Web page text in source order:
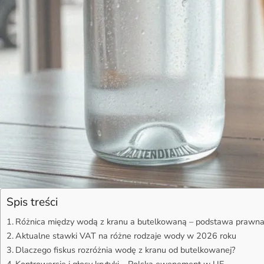
Spis treści
Różnica między wodą z kranu a butelkowaną – podstawa prawna
Aktualne stawki VAT na różne rodzaje wody w 2026 roku
Dlaczego fiskus rozróżnia wodę z kranu od butelkowanej?